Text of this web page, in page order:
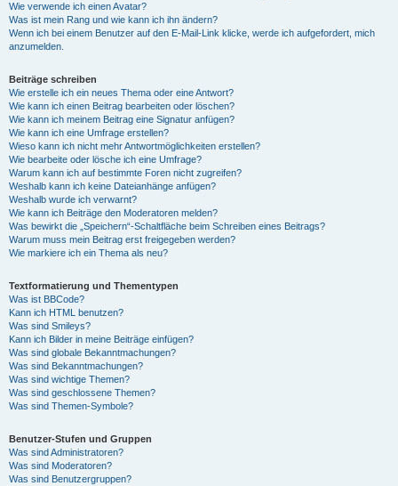
Wie verwende ich einen Avatar?
Was ist mein Rang und wie kann ich ihn ändern?
Wenn ich bei einem Benutzer auf den E-Mail-Link klicke, werde ich aufgefordert, mich
anzumelden.
Beiträge schreiben
Wie erstelle ich ein neues Thema oder eine Antwort?
Wie kann ich einen Beitrag bearbeiten oder löschen?
Wie kann ich meinem Beitrag eine Signatur anfügen?
Wie kann ich eine Umfrage erstellen?
Wieso kann ich nicht mehr Antwortmöglichkeiten erstellen?
Wie bearbeite oder lösche ich eine Umfrage?
Warum kann ich auf bestimmte Foren nicht zugreifen?
Weshalb kann ich keine Dateianhänge anfügen?
Weshalb wurde ich verwarnt?
Wie kann ich Beiträge den Moderatoren melden?
Was bewirkt die „Speichern“-Schaltfläche beim Schreiben eines Beitrags?
Warum muss mein Beitrag erst freigegeben werden?
Wie markiere ich ein Thema als neu?
Textformatierung und Thementypen
Was ist BBCode?
Kann ich HTML benutzen?
Was sind Smileys?
Kann ich Bilder in meine Beiträge einfügen?
Was sind globale Bekanntmachungen?
Was sind Bekanntmachungen?
Was sind wichtige Themen?
Was sind geschlossene Themen?
Was sind Themen-Symbole?
Benutzer-Stufen und Gruppen
Was sind Administratoren?
Was sind Moderatoren?
Was sind Benutzergruppen?